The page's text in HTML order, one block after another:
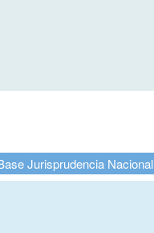
Jurisprudencia Nacional